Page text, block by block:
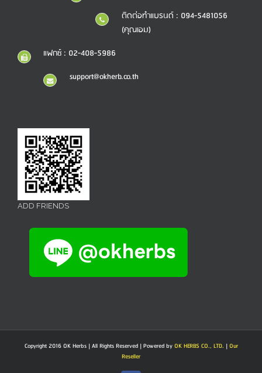
ติดต่อทำแบรนด์ : 094-5481056
(คุณเอม)
แฟกซ์ : 02-408-5986
support@okherb.co.th
ADD FRIENDS
Copyright 2016 OK Herbs | All Rights Reserved | Powered byOK HERBS CO., LTD. |Our
Reseller